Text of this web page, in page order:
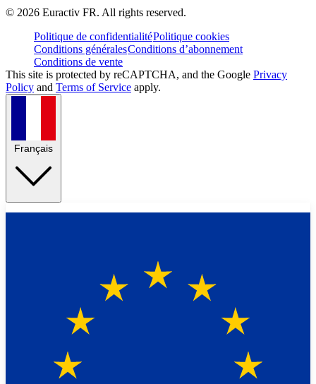
© 2026 Euractiv FR. All rights reserved.
Politique de confidentialitéPolitique cookies
Conditions généralesConditions d’abonnement
Conditions de vente
This site is protected by reCAPTCHA, and the Google Privacy
Policy and Terms of Service apply.
Français